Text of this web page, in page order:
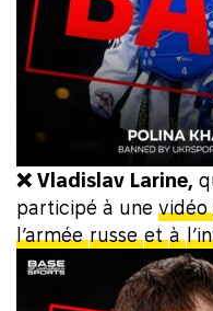
❌ Vladislav Larine,
participé à une vidéo
l’armée russe et à